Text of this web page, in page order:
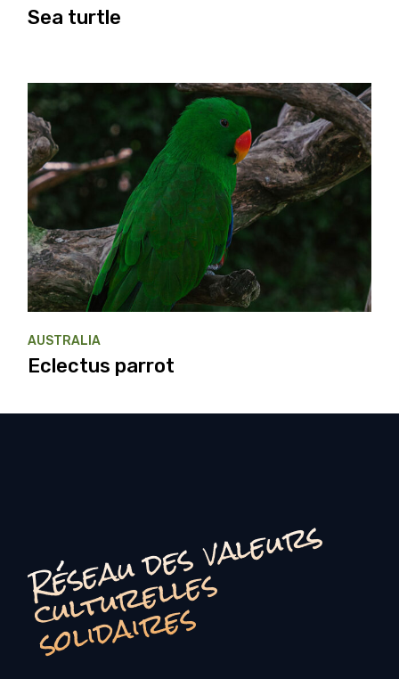
Sea turtle
AUSTRALIA
Eclectus parrot
R
é
s
e
a
u
d
e
s
v
a
l
e
u
r
s
c
u
l
t
u
r
e
l
l
e
s
s
o
li
d
ai
r
e
s